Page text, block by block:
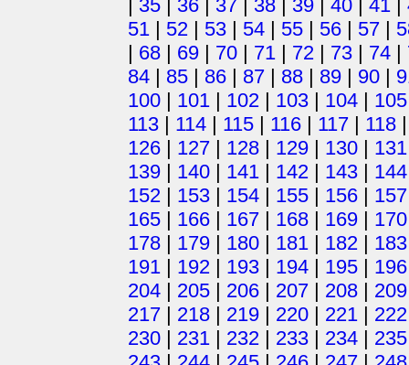
| 35 | 36 | 37 | 38 | 39 | 40 | 41 |
51 | 52 | 53 | 54 | 55 | 56 | 57 |
| 68 | 69 | 70 | 71 | 72 | 73 | 74 |
84 | 85 | 86 | 87 | 88 | 89 | 90 |
100 | 101 | 102 | 103 | 104 | 105
113 | 114 | 115 | 116 | 117 | 118
126 | 127 | 128 | 129 | 130 | 131
139 | 140 | 141 | 142 | 143 | 144
152 | 153 | 154 | 155 | 156 | 157
165 | 166 | 167 | 168 | 169 | 170
178 | 179 | 180 | 181 | 182 | 183
191 | 192 | 193 | 194 | 195 | 196
204 | 205 | 206 | 207 | 208 | 209
217 | 218 | 219 | 220 | 221 | 222
230 | 231 | 232 | 233 | 234 | 235